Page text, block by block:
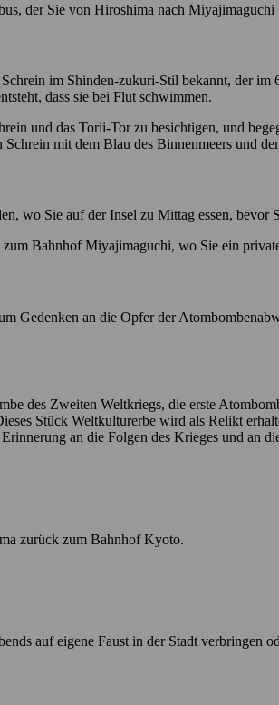
der Sie von Hiroshima nach
im Shinden-zukuri-Stil bekannt, der
dass sie bei Flut schwimmen.
und das Torii-Tor zu besichtigen, und
mit dem Blau des Binnenmeers und
wo Sie auf der Insel zu Mittag essen, bevor
Bahnhof Miyajimaguchi, wo Sie ein
Gedenken an die Opfer der
des Zweiten Weltkriegs, die erste
Stück Weltkulturerbe wird als Relikt
an die Folgen des Krieges und an
zurück zum Bahnhof Kyoto.
auf eigene Faust in der Stadt verbringen